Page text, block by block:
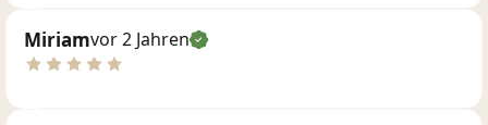
Miriamvor 2 Jahren